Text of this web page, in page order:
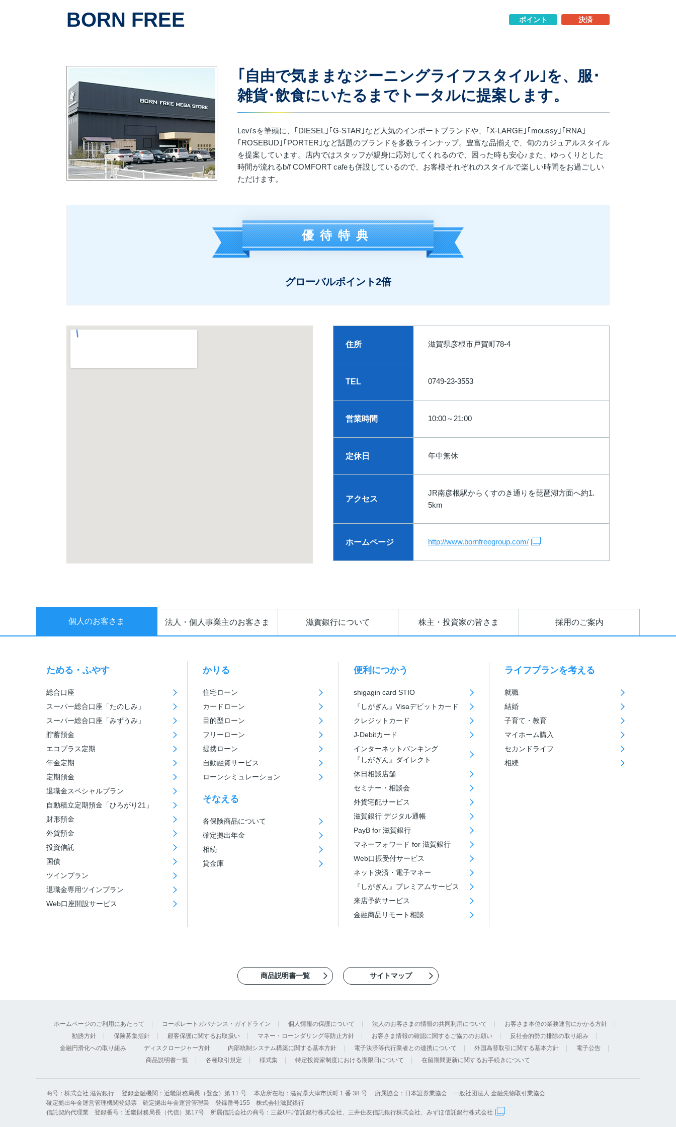
BORN FREE ポイント 決済
｢自由で気ままなジーニングライフスタイル｣を、服･
雑貨･飲食にいたるまでトータルに提案します。
Levi'sを筆頭に、｢DIESEL｣｢G-STAR｣など人気のインポートブランドや、｢X-LARGE｣｢moussy｣｢RNA｣
｢ROSEBUD｣｢PORTER｣など話題のブランドを多数ラインナップ。豊富な品揃えで、旬のカジュアルスタイル
を提案しています。店内ではスタッフが親身に応対してくれるので、困った時も安心♪また、ゆっくりとした
時間が流れるb/f COMFORT cafeも併設しているので、お客様それぞれのスタイルで楽しい時間をお過ごしい
ただけます。
優待特典
グローバルポイント2倍
住所 滋賀県彦根市戸賀町78-4
TEL 0749-23-3553
営業時間 10:00～21:00
定休日 年中無休
アクセス
JR南彦根駅からくすのき通りを琵琶湖方面へ約1.
5km
ホームページ http://www.bornfreegroup.com/
個人のお客さま 法人・個人事業主のお客さま 滋賀銀行について 株主・投資家の皆さま 採用のご案内
ためる・ふやす
総合口座
スーパー総合口座「たのしみ」
スーパー総合口座「みずうみ」
貯蓄預金
エコプラス定期
年金定期
定期預金
退職金スペシャルプラン
自動積立定期預金「ひろがり21」
財形預金
外貨預金
投資信託
国債
ツインプラン
退職金専用ツインプラン
Web口座開設サービス
かりる
住宅ローン
カードローン
目的型ローン
フリーローン
提携ローン
自動融資サービス
ローンシミュレーション
そなえる
各保険商品について
確定拠出年金
相続
貸金庫
便利につかう
shigagin card STIO
『しがぎん』Visaデビットカード
クレジットカード
J-Debitカード
インターネットバンキング
『しがぎん』ダイレクト
休日相談店舗
セミナー・相談会
外貨宅配サービス
滋賀銀行 デジタル通帳
PayB for 滋賀銀行
マネーフォワード for 滋賀銀行
Web口振受付サービス
ネット決済・電子マネー
『しがぎん』プレミアムサービス
来店予約サービス
金融商品リモート相談
ライフプランを考える
就職
結婚
子育て・教育
マイホーム購入
セカンドライフ
相続
商品説明書一覧 サイトマップ
ホームページのご利用にあたって コーポレートガバナンス・ガイドライン 個人情報の保護について 法人のお客さまの情報の共同利用について
お客さま本位の業務運営にかかる方針
勧誘方針
保険募集指針 顧客保護に関するお取扱い マネー・ローンダリング等防止方針 お客さま情報の確認に関するご協力のお願い
反社会的勢力排除の取り組み
金融円滑化への取り組み
ディスクロージャー方針 内部統制システム構築に関する基本方針 電子決済等代行業者との連携について 外国為替取引に関する基本方針
電子公告
商品説明書一覧
各種取引規定 様式集 特定投資家制度における期限日について 在留期間更新に関するお手続きについて
商号：株式会社 滋賀銀行 登録金融機関：近畿財務局長（登金）第 11 号 本店所在地：滋賀県大津市浜町 1 番 38 号
所属協会：日本証券業協会 一般社団法人 金融先物取引業協会
確定拠出年金運営管理機関登録票 確定拠出年金運営管理業 登録番号155 株式会社滋賀銀行
信託契約代理業 登録番号：近畿財務局長（代信）第17号 所属信託会社の商号：三菱UFJ信託銀行株式会社、三井住友信託銀行株式会社、みずほ信託銀行株式会社